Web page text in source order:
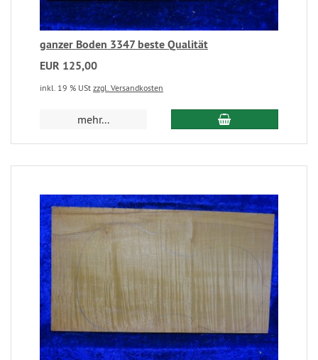
ganzer Boden 3347 beste Qualität
EUR 125,00
inkl. 19 % USt zzgl. Versandkosten
mehr...